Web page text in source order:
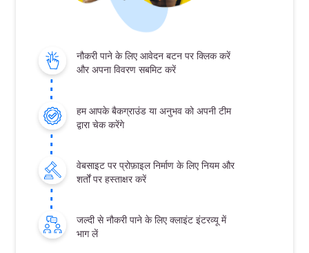
नौकरी पाने के लिए आवेदन बटन पर क्लिक करें
और अपना विवरण सबमिट करें
हम आपके बैकग्राउंड या अनुभव को अपनी टीम
द्वारा चेक करेंगे
वेबसाइट पर प्रोफ़ाइल निर्माण के लिए नियम और
शर्तों पर हस्ताक्षर करें
जल्दी से नौकरी पाने के लिए क्लाइंट इंटरव्यू में
भाग लें